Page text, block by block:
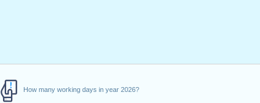
How many working days in year 2026?